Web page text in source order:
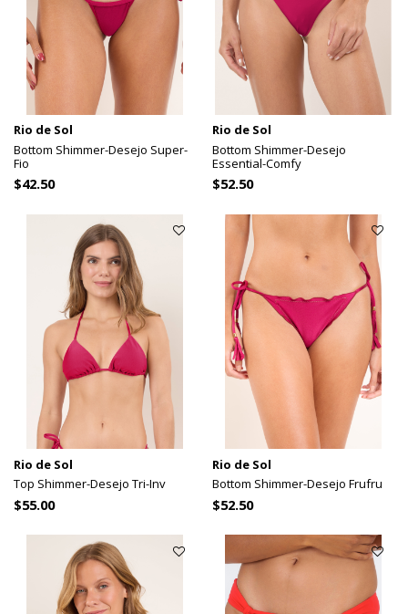
Rio de Sol
Bottom Shimmer-Desejo Super-
Fio
$42.50
Rio de Sol
Bottom Shimmer-Desejo
Essential-Comfy
$52.50
Rio de Sol
Top Shimmer-Desejo Tri-Inv
$55.00
Rio de Sol
Bottom Shimmer-Desejo Frufru
$52.50